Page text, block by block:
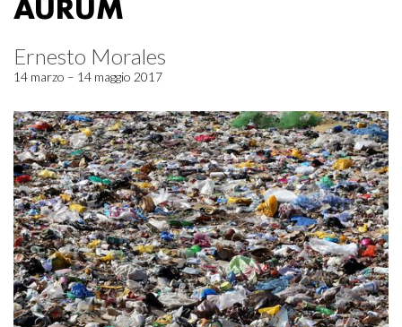
AURUM
Ernesto Morales
14 marzo – 14 maggio 2017